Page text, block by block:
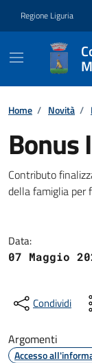
Regione Liguria
Home / Novità /
Bonus
Dettagli
Contributo
della famiglia per
Data:
07 Maggio
Condividi
Argomenti
Accesso